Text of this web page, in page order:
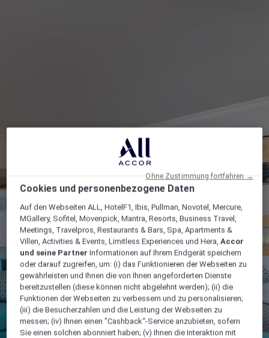
Cookies und personenbezogene Daten
Auf den Webseiten ALL, HotelF1, Ibis, Pullman, Novotel, Mercure,
MGallery, Sofitel, Movenpick, Mantra, Resorts, Business Travel,
Meetings, Travelpros, Restaurants & Bars, Spa, Apartments &
Villen, Activities & Events, Limitless Experiences und Hera,Accor
und seine Partner Informationen auf Ihrem Endgerät speichern
oder darauf zugreifen, um: (i) das Funktionieren der Webseiten zu
gewährleisten und Ihnen die von Ihnen angeforderten Dienste
bereitzustellen (diese können nicht abgelehnt werden); (ii) die
Funktionen der Webseiten zu verbessern und zu personalisieren;
(iii) die Besucherzahlen und die Leistung der Webseiten zu
messen; (iv) Ihnen einen "Cashback“-Service anzubieten, sofern
Sie einen solchen abonniert haben; (v) Ihnen die Interaktion mit
Ohne Zustimmung fortfahren →